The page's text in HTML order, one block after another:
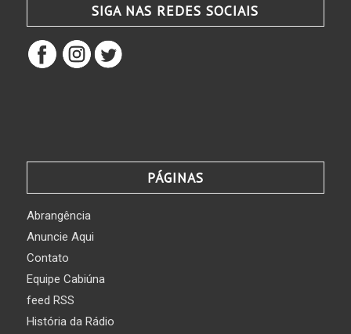
SIGA NAS REDES SOCIAIS
PÁGINAS
Abrangência
Anuncie Aqui
Contato
Equipe Cabiúna
feed RSS
História da Rádio